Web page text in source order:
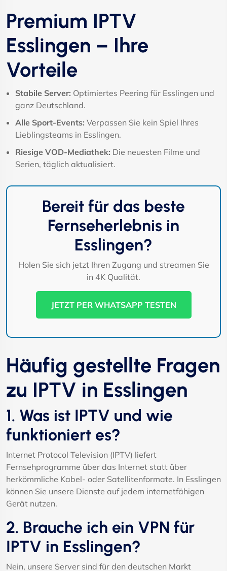
Premium IPTV
Esslingen – Ihre
Vorteile
Stabile Server: Optimiertes Peering für Esslingen und
ganz Deutschland.
Alle Sport-Events: Verpassen Sie kein Spiel Ihres
Lieblingsteams in Esslingen.
Riesige VOD-Mediathek: Die neuesten Filme und
Serien, täglich aktualisiert.
Bereit für das beste
Fernseherlebnis in
Esslingen?
Holen Sie sich jetzt Ihren Zugang und streamen Sie
in 4K Qualität.
JETZT PER WHATSAPP TESTEN
Häufig gestellte Fragen
zu IPTV in Esslingen
1. Was ist IPTV und wie
funktioniert es?
Internet Protocol Television (IPTV) liefert
Fernsehprogramme über das Internet statt über
herkömmliche Kabel- oder Satellitenformate. In Esslingen
können Sie unsere Dienste auf jedem internetfähigen
Gerät nutzen.
2. Brauche ich ein VPN für
IPTV in Esslingen?
Nein, unsere Server sind für den deutschen Markt